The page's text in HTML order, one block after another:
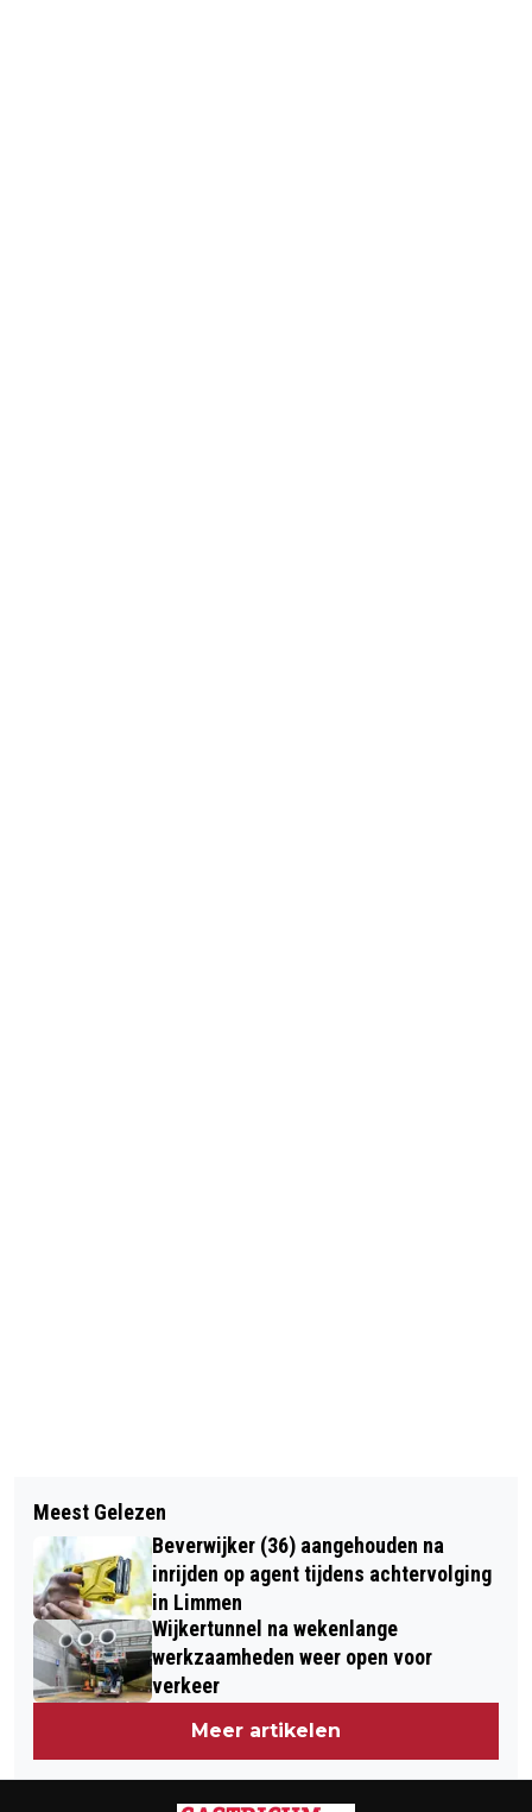
CANNABIS IN HARIBO-
COLASNOEPJES, MEERDERE MENSEN
ONWEL
AUTO KOMT HALF BOVEN TUNNEL
TOT STILSTAND NA BOTSING OP A9
BIJ BEVERWIJK
Meest Gelezen
Beverwijker (36) aangehouden na
inrijden op agent tijdens achtervolging
in Limmen
Wijkertunnel na wekenlange
werkzaamheden weer open voor
verkeer
Meer artikelen